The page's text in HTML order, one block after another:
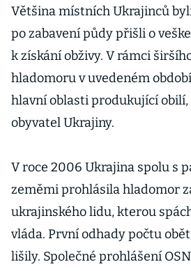
Většina místních Ukrajinců
po zabavení půdy přišli o
k získání obživy. V rámci
hladomoru v uvedeném
hlavní oblasti produkující
obyvatel Ukrajiny.
V roce 2006 Ukrajina spolu s
zeměmi prohlásila hladomor
ukrajinského lidu, kterou
vláda. První odhady počtu
lišily. Společné prohlášení